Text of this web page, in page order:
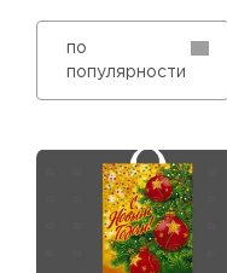
по
популярности